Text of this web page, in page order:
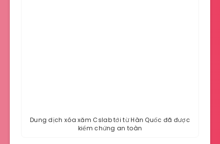
Dung dịch xóa xăm Cslab tới từ Hàn Quốc đã được
kiểm chứng an toàn